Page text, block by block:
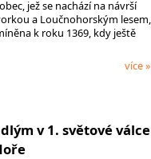
jež se nachází na návrší
a Loučnohorským lesem,
k roku 1369, kdy ještě
více »
v 1. světové válce